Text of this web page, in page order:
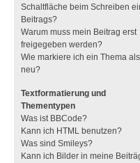
Schaltfläche beim Schreiben
Beitrags?
Warum muss mein Beitrag erst
freigegeben werden?
Wie markiere ich ein Thema als
neu?
Textformatierung und
Thementypen
Was ist BBCode?
Kann ich HTML benutzen?
Was sind Smileys?
Kann ich Bilder in meine